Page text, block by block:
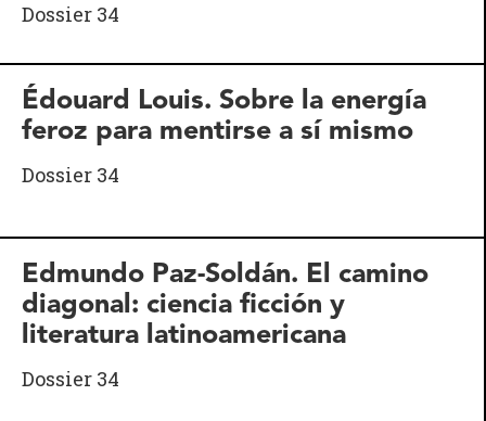
Dossier 34
Édouard Louis. Sobre la energía
feroz para mentirse a sí mismo
Dossier 34
Edmundo Paz-Soldán. El camino
diagonal: ciencia ficción y
literatura latinoamericana
Dossier 34